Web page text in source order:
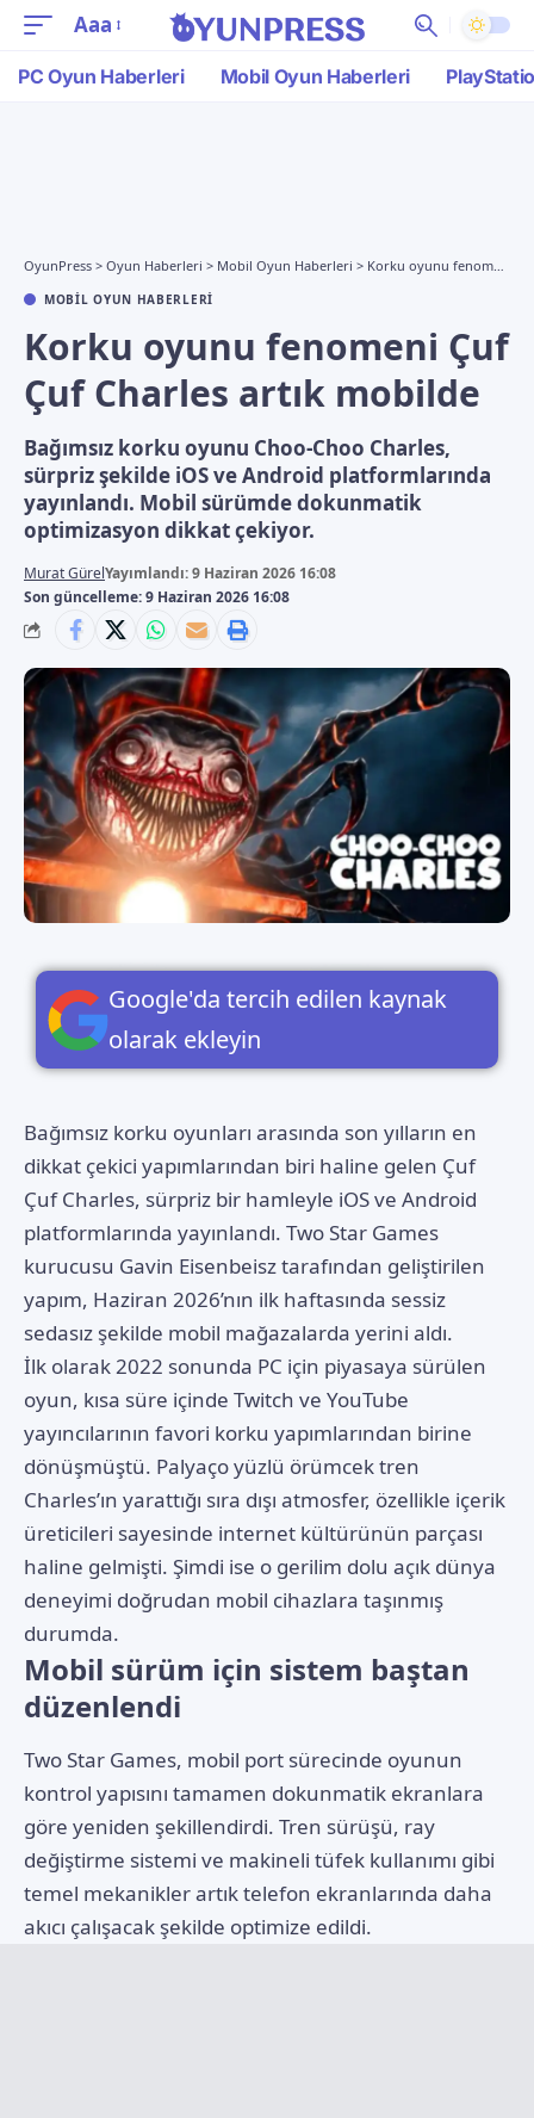
Aaa
PC Oyun Haberleri Mobil Oyun Haberleri
OyunPress > Oyun Haberleri > Mobil Oyun Haberleri > Korku oyunu fenomeni Çuf Çuf Charles artık mobilde
MOBIL OYUN HABERLERI
Korku oyunu fenomeni Çuf
Çuf Charles artık mobilde
Bağımsız korku oyunu Choo-Choo Charles,
sürpriz şekilde iOS ve Android platformlarında
yayınlandı. Mobil sürümde dokunmatik
optimizasyon dikkat çekiyor.
Son güncelleme: 9 Haziran 2026 16:08
Murat GürelYayımlandı: 9 Haziran 2026 16:08
Google'da tercih edilen kaynak
olarak ekleyin
Bağımsız korku oyunları arasında son yılların en
dikkat çekici yapımlarından biri haline gelen Çuf
Çuf Charles, sürpriz bir hamleyle iOS ve Android
platformlarında yayınlandı. Two Star Games
kurucusu Gavin Eisenbeisz tarafından geliştirilen
yapım, Haziran 2026’nın ilk haftasında sessiz
sedasız şekilde mobil mağazalarda yerini aldı.
İlk olarak 2022 sonunda PC için piyasaya sürülen
oyun, kısa süre içinde Twitch ve YouTube
yayıncılarının favori korku yapımlarından birine
dönüşmüştü. Palyaço yüzlü örümcek tren
Charles’ın yarattığı sıra dışı atmosfer, özellikle içerik
üreticileri sayesinde internet kültürünün parçası
haline gelmişti. Şimdi ise o gerilim dolu açık dünya
deneyimi doğrudan mobil cihazlara taşınmış
durumda.
Mobil sürüm için sistem baştan
düzenlendi
Two Star Games, mobil port sürecinde oyunun
kontrol yapısını tamamen dokunmatik ekranlara
göre yeniden şekillendirdi. Tren sürüşü, ray
değiştirme sistemi ve makineli tüfek kullanımı gibi
temel mekanikler artık telefon ekranlarında daha
akıcı çalışacak şekilde optimize edildi.